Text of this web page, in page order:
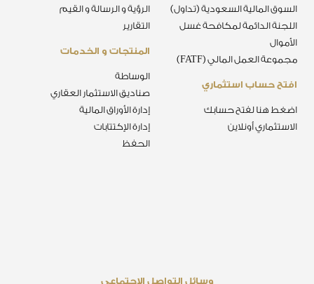
المنتجات و الخدمات
الوساطة
صناديق الاستثمار العقاري
إدارة الأوراق المالية
إدارة الإكتتابات
الحفظ
الرؤية و الرسالة و القيم
التقارير
افتح حساب استثماري
اضغط هنا لفتح حسابك
الاستثماري أونلاين
السوق المالية السعودية (تداول)
اللجنة الدائمة لمكافحة غسل
الأموال
مجموعة العمل المالي (FATF)
وسائل التواصل الاجتماعي